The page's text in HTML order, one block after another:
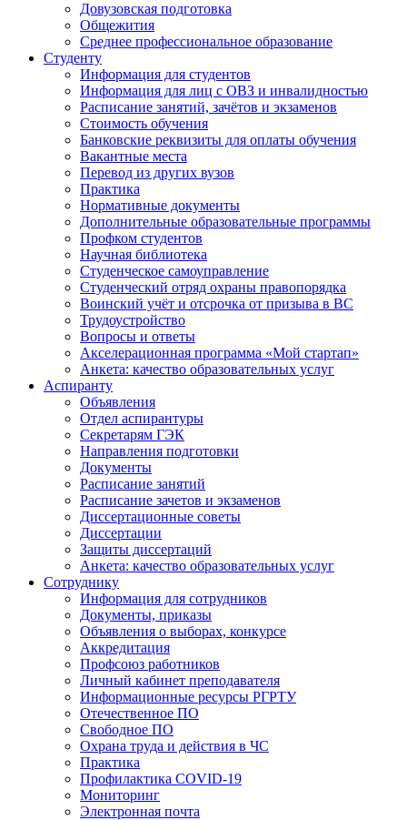
Довузовская подготовка
Общежития
Среднее профессиональное образование
Студенту
Информация для студентов
Информация для лиц с ОВЗ и инвалидностью
Расписание занятий, зачётов и экзаменов
Стоимость обучения
Банковские реквизиты для оплаты обучения
Вакантные места
Перевод из других вузов
Практика
Нормативные документы
Дополнительные образовательные программы
Профком студентов
Научная библиотека
Студенческое самоуправление
Студенческий отряд охраны правопорядка
Воинский учёт и отсрочка от призыва в ВС
Трудоустройство
Вопросы и ответы
Акселерационная программа «Мой стартап»
Анкета: качество образовательных услуг
Аспиранту
Объявления
Отдел аспирантуры
Секретарям ГЭК
Направления подготовки
Документы
Расписание занятий
Расписание зачетов и экзаменов
Диссертационные советы
Диссертации
Защиты диссертаций
Анкета: качество образовательных услуг
Сотруднику
Информация для сотрудников
Документы, приказы
Объявления о выборах, конкурсе
Аккредитация
Профсоюз работников
Личный кабинет преподавателя
Информационные ресурсы РГРТУ
Отечественное ПО
Свободное ПО
Охрана труда и действия в ЧС
Практика
Профилактика COVID-19
Мониторинг
Электронная почта